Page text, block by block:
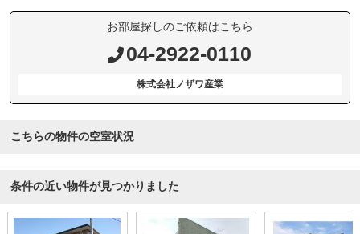
お部屋探しのご依頼はこちら
04-2922-0110
株式会社ノザワ産業
こちらの物件の空室状況
条件の近い物件が見つかりました